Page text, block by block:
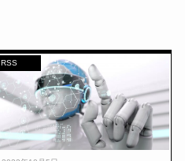
RSS